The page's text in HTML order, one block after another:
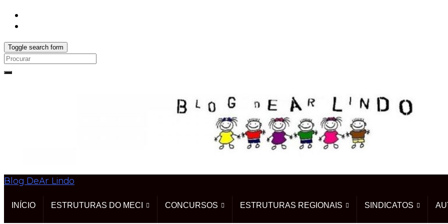
Toggle search form
Search
Blog DeAr Lindo
INÍCIO ESTRUTURAS DO MECI CONCURSOS ESTRUTURAS REGIONAIS SINDICATOS